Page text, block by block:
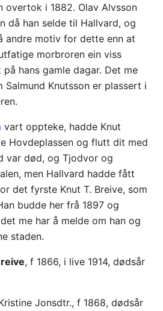
overtok i 1882. Olav Alvsson
då han selde til Hallvard, og
andre motiv for dette enn at
morbroren ein viss
hans gamle dagar. Det me
Knutsson er plassert i
vart oppteke, hadde Knut
Hovdeplassen og flutt dit med
var død, og Tjodvor og
men Hallvard hadde fått
det fyrste Knut T. Breive, som
budde her frå 1897 og
me har å melde om han og
staden.
, f 1866, i live 1914, dødsår
Jonsdtr., f 1868, dødsår